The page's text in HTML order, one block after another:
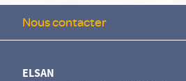
Nous contacter
ELSAN